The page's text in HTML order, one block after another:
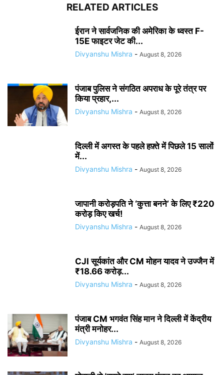
RELATED ARTICLES
ईरान ने सार्वजनिक की अमेरिका के ध्वस्त F-
15E फाइटर जेट की...
Divyanshu Mishra - August 8, 2026
पंजाब पुलिस ने संगठित अपराध के पूरे तंत्र पर
किया प्रहार,...
Divyanshu Mishra - August 8, 2026
दिल्ली में अगस्त के पहले हफ़्ते में पिछले 15 सालों
में...
Divyanshu Mishra - August 8, 2026
जापानी करोड़पति ने ‘कुत्ता बनने’ के लिए ₹220
करोड़ किए खर्च!
Divyanshu Mishra - August 8, 2026
CJI सूर्यकांत और CM मोहन यादव ने उज्जैन में
₹18.66 करोड़...
Divyanshu Mishra - August 8, 2026
पंजाब CM भगवंत सिंह मान ने दिल्ली में केंद्रीय
मंत्री मनोहर...
Divyanshu Mishra - August 8, 2026